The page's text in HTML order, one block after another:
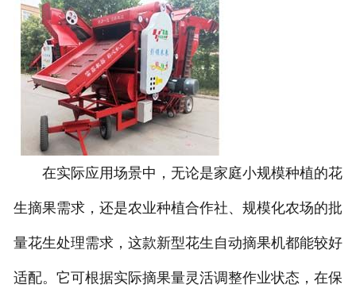
在实际应用场景中，无论是家庭小规模种植的花
生摘果需求，还是农业种植合作社、规模化农场的批
量花生处理需求，这款新型花生自动摘果机都能较好
适配。它可根据实际摘果量灵活调整作业状态，在保